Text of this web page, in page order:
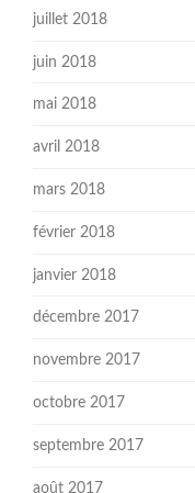
juillet 2018
juin 2018
mai 2018
avril 2018
mars 2018
février 2018
janvier 2018
décembre 2017
novembre 2017
octobre 2017
septembre 2017
août 2017